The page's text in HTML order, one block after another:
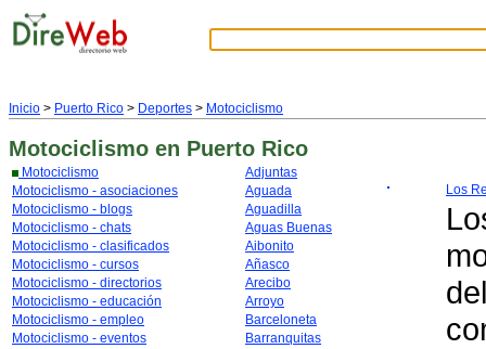
Inicio > Puerto Rico > Deportes > Motociclismo
Motociclismo en Puerto Rico
Motociclismo
Motociclismo - asociaciones
Motociclismo - blogs
Motociclismo - chats
Motociclismo - clasificados
Motociclismo - cursos
Motociclismo - directorios
Motociclismo - educación
Motociclismo - empleo
Motociclismo - eventos
Adjuntas
Aguada
Aguadilla
Aguas Buenas
Aibonito
Añasco
Arecibo
Arroyo
Barceloneta
Barranquitas
Los